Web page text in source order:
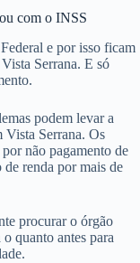
com o INSS
e por isso ficam
Serrana. E só
podem levar a
Vista Serrana. Os
não pagamento de
renda por mais de
procurar o órgão
quanto antes para